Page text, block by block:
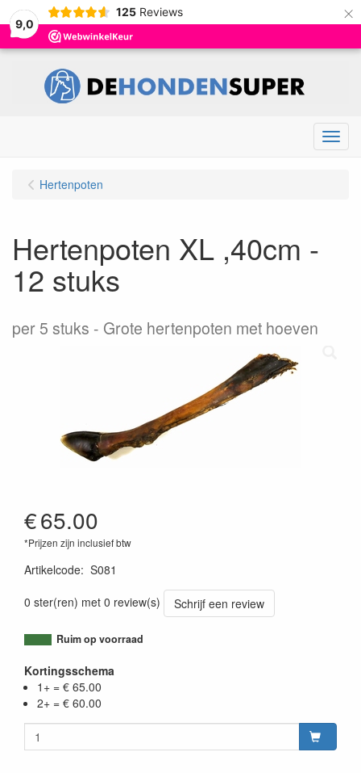
9,0
125 Reviews ×
Menu
Hertenpoten
Hertenpoten XL ,40cm -
12 stuks
per 5 stuks Grote hertenpoten met hoeven
€65.00
*Prijzen zijn inclusief btw
Artikelcode: S081
0 ster(ren) met 0 review(s)
Schrijf een review
Ruim op voorraad
Kortingsschema
1+ = € 65.00
2+ = € 60.00